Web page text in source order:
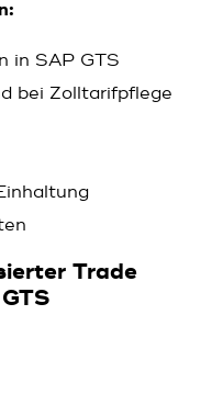
in SAP GTS
bei Zolltarifpflege
Trade